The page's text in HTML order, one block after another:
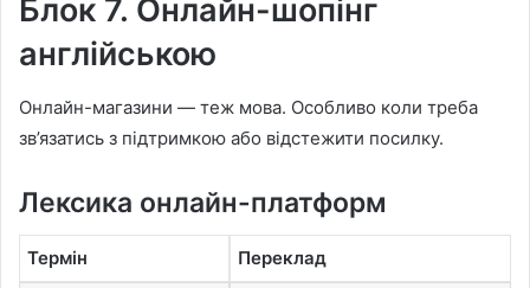
Блок 7. Онлайн-шопінг
англійською
Онлайн-магазини — теж мова. Особливо коли треба
зв’язатись з підтримкою або відстежити посилку.
Лексика онлайн-платформ
Термін Переклад